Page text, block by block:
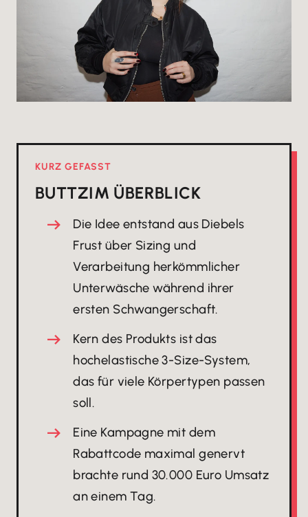
KURZ GEFASST
BUTTZIM ÜBERBLICK
Die Idee entstand aus Diebels
Frust über Sizing und
Verarbeitung herkömmlicher
Unterwäsche während ihrer
ersten Schwangerschaft.
Kern des Produkts ist das
hochelastische 3-Size-System,
das für viele Körpertypen passen
soll.
Eine Kampagne mit dem
Rabattcode maximal genervt
brachte rund 30.000 Euro Umsatz
an einem Tag.